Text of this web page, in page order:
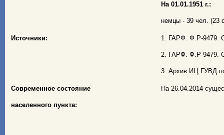
На 01.01.1951 г.:
немцы - 39 чел. (23
Источники: 1. ГАРФ. Ф.Р-9479.
2. ГАРФ. Ф.Р-9479.
3. Архив ИЦ ГУВД
Современное состояние
населенного пункта:
На 26.04.2014